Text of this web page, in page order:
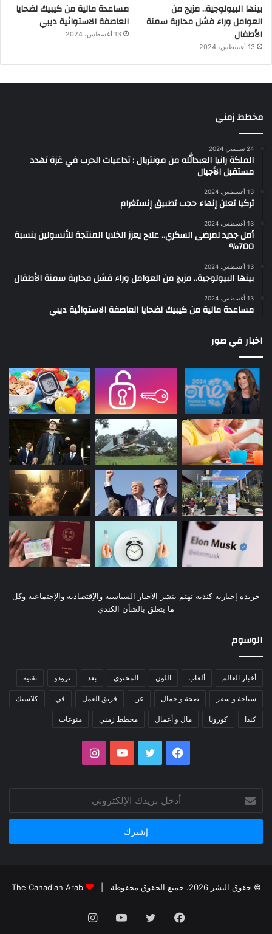
بينها البيولوجية.. مزيج من
العوامل وراء فشل محاربة سمنة
الأطفال
13 أغسطس، 2024
مساعدة مالية من كيبيك لضحايا
العاصفة الاستوائية ديبي
13 أغسطس، 2024
مخطط زمني
24 سبتمبر، 2024
الملكة رانيا العبدالله من مونتريال : تداعيات الحرب في غزة تهدد
مستقبل الأجيال
13 أغسطس، 2024
تركيا تعلن إنهاء حجب تطبيق إنستغرام
13 أغسطس، 2024
أمل جديد لمرضى السكري.. علاج يعزز الخلايا المنتجة للأنسولين بنسبة
700%
13 أغسطس، 2024
بينها البيولوجية.. مزيج من العوامل وراء فشل محاربة سمنة الأطفال
13 أغسطس، 2024
مساعدة مالية من كيبيك لضحايا العاصفة الاستوائية ديبي
اخبار في صور
جريدة إخبارية كندية تهتم بنشر الاخبار السياسية والإقتصادية والإجتماعية وكل
ما يتعلق بالشأن الكندي
الوسوم
أخبار العالم ألعاب اللون المحتوى بعد ترودو تقنية
سياحة و سفر صحة و جمال عن فريق العمل في كلاسيك
كندا كورونا مال و أعمال مخطط زمني منوعات
فيسبوك تويتر يوتيوبانستقرام
بريدك
الإلكتروني
© حقوق النشر 2026، جميع الحقوق محفوظة | The Canadian Arab
فيسبوك تويتر يوتيوبانستقرام